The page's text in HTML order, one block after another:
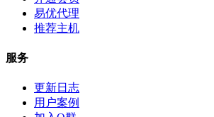
易优代理
推荐主机
服务
更新日志
用户案例